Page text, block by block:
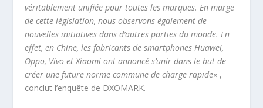
véritablement unifiée pour toutes les marques. En marge
de cette législation, nous observons également de
nouvelles initiatives dans d’autres parties du monde. En
effet, en Chine, les fabricants de smartphones Huawei,
Oppo, Vivo et Xiaomi ont annoncé s’unir dans le but de
créer une future norme commune de charge rapide« ,
conclut l’enquête de DXOMARK.